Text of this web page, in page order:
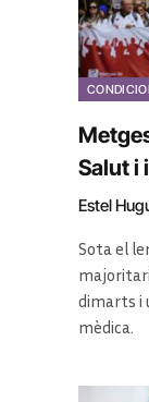
Salut i
Estel
Sota el
dimarts i
mèdica.